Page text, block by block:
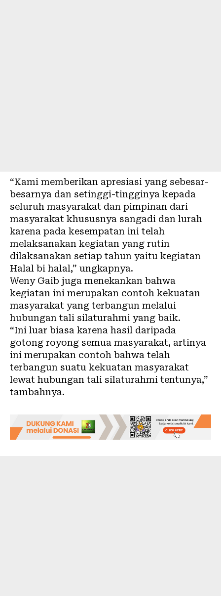
“Kami memberikan apresiasi yang sebesar-
besarnya dan setinggi-tingginya kepada
seluruh masyarakat dan pimpinan dari
masyarakat khususnya sangadi dan lurah
karena pada kesempatan ini telah
melaksanakan kegiatan yang rutin
dilaksanakan setiap tahun yaitu kegiatan
Halal bi halal,” ungkapnya.
Weny Gaib juga menekankan bahwa
kegiatan ini merupakan contoh kekuatan
masyarakat yang terbangun melalui
hubungan tali silaturahmi yang baik.
“Ini luar biasa karena hasil daripada
gotong royong semua masyarakat, artinya
ini merupakan contoh bahwa telah
terbangun suatu kekuatan masyarakat
lewat hubungan tali silaturahmi tentunya,”
tambahnya.